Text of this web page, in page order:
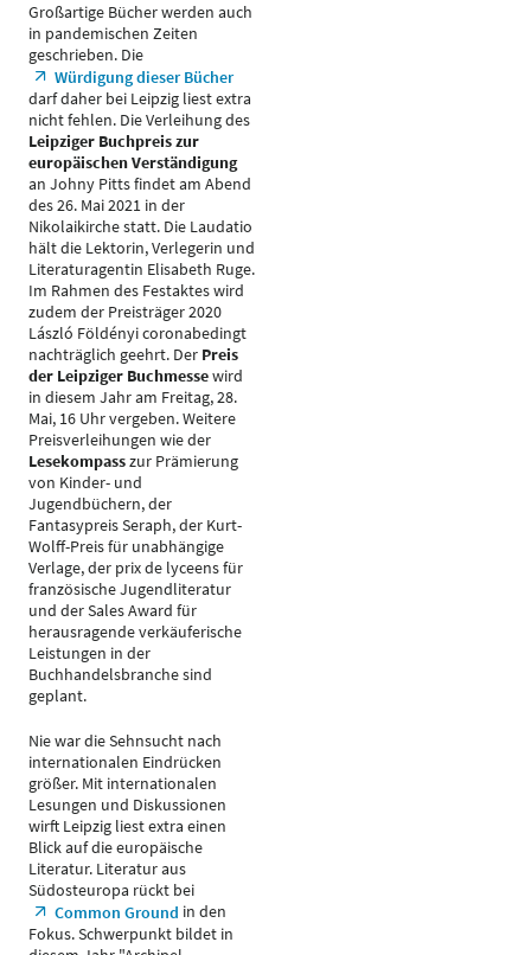
Großartige Bücher werden auch
in pandemischen Zeiten
geschrieben. Die
Würdigung dieser Bücher
darf daher bei Leipzig liest extra
nicht fehlen. Die Verleihung des
Leipziger Buchpreis zur
europäischen Verständigung
an Johny Pitts findet am Abend
des 26. Mai 2021 in der
Nikolaikirche statt. Die Laudatio
hält die Lektorin, Verlegerin und
Literaturagentin Elisabeth Ruge.
Im Rahmen des Festaktes wird
zudem der Preisträger 2020
László Földényi coronabedingt
nachträglich geehrt. Der Preis
der Leipziger Buchmessewird
in diesem Jahr am Freitag, 28.
Mai, 16 Uhr vergeben. Weitere
Preisverleihungen wie der
Lesekompasszur Prämierung
von Kinder- und
Jugendbüchern, der
Fantasypreis Seraph, der Kurt-
Wolff-Preis für unabhängige
Verlage, der prix de lyceens für
französische Jugendliteratur
und der Sales Award für
herausragende verkäuferische
Leistungen in der
Buchhandelsbranche sind
geplant.
Nie war die Sehnsucht nach
internationalen Eindrücken
größer. Mit internationalen
Lesungen und Diskussionen
wirft Leipzig liest extra einen
Blick auf die europäische
Literatur. Literatur aus
Südosteuropa rückt bei
Common Ground in den
Fokus. Schwerpunkt bildet in